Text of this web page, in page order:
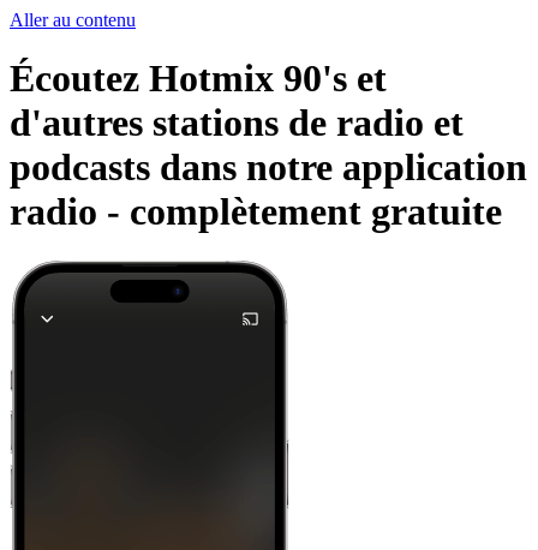
Aller au contenu
Écoutez Hotmix 90's et
d'autres stations de radio et
podcasts dans notre application
radio - complètement gratuite